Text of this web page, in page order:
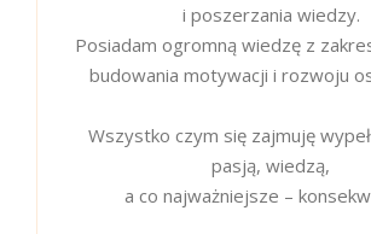
i poszerzania wiedzy.
Posiadam ogromną wiedzę z
budowania motywacji i rozwoju
Wszystko czym się zajmuję
pasją, wiedzą,
a co najważniejsze –